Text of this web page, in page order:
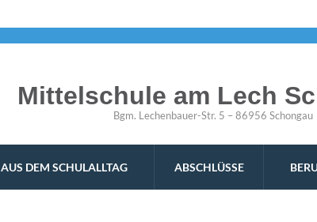
Mittelschule am Lech
Bgm. Lechenbauer-Str. 5 – 86956 Schongau
AUS DEM SCHULALLTAG ABSCHLÜSSE